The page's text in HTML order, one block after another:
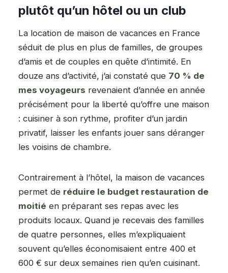
plutôt qu’un hôtel ou un club
La location de maison de vacances en France
séduit de plus en plus de familles, de groupes
d’amis et de couples en quête d’intimité. En
douze ans d’activité, j’ai constaté que 70 % de
mes voyageurs revenaient d’année en année
précisément pour la liberté qu’offre une maison
: cuisiner à son rythme, profiter d’un jardin
privatif, laisser les enfants jouer sans déranger
les voisins de chambre.
Contrairement à l’hôtel, la maison de vacances
permet de réduire le budget restauration de
moitié en préparant ses repas avec les
produits locaux. Quand je recevais des familles
de quatre personnes, elles m’expliquaient
souvent qu’elles économisaient entre 400 et
600 € sur deux semaines rien qu’en cuisinant.